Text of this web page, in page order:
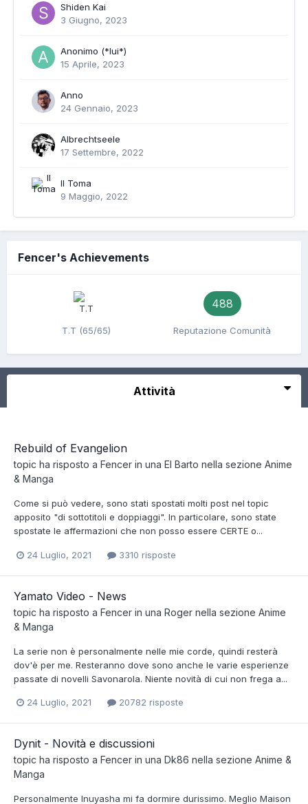
Shiden Kai
3 Giugno, 2023
Anonimo (*lui*)
15 Aprile, 2023
Anno
24 Gennaio, 2023
Albrechtseele
17 Settembre, 2022
Il Toma
9 Maggio, 2022
Fencer's Achievements
T.T (65/65)
488
Reputazione Comunità
Attività
Rebuild of Evangelion
topic ha risposto a Fencer in una El Barto nella sezione Anime
& Manga
Come si può vedere, sono stati spostati molti post nel topic
apposito "di sottotitoli e doppiaggi". In particolare, sono state
spostate le affermazioni che non posso essere CERTE o...
24 Luglio, 2021 3310 risposte
Yamato Video - News
topic ha risposto a Fencer in una Roger nella sezione Anime
& Manga
La serie non è personalmente nelle mie corde, quindi resterà
dov'è per me. Resteranno dove sono anche le varie esperienze
passate di novelli Savonarola. Niente novità di cui non frega a...
24 Luglio, 2021 20782 risposte
Dynit - Novità e discussioni
topic ha risposto a Fencer in una Dk86 nella sezione Anime &
Manga
Personalmente Inuyasha mi fa dormire durissimo. Meglio Maison